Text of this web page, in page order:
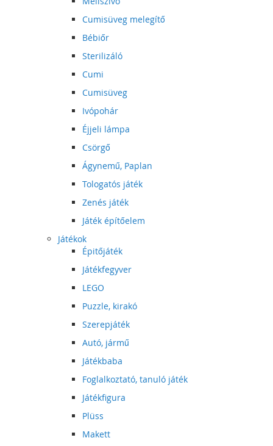
Cumisüveg melegítő
Bébiőr
Sterilizáló
Cumi
Cumisüveg
Ivópohár
Éjjeli lámpa
Csörgő
Ágynemű, Paplan
Tologatós játék
Zenés játék
Játék építőelem
Játékok
Épitőjáték
Játékfegyver
LEGO
Puzzle, kirakó
Szerepjáték
Autó, jármű
Játékbaba
Foglalkoztató, tanuló játék
Játékfigura
Plüss
Makett